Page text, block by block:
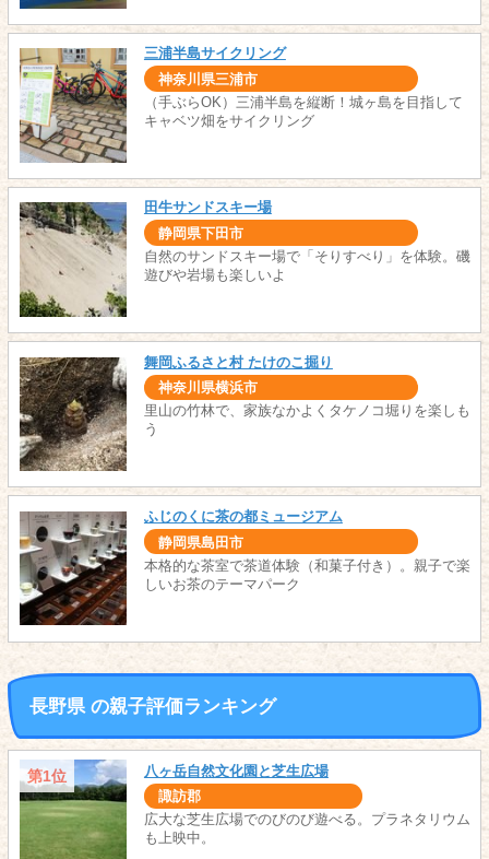
三浦半島サイクリング
神奈川県三浦市
（手ぶらOK）三浦半島を縦断！城ヶ島を目指して
キャベツ畑をサイクリング
田牛サンドスキー場
静岡県下田市
自然のサンドスキー場で「そりすべり」を体験。磯
遊びや岩場も楽しいよ
舞岡ふるさと村 たけのこ掘り
神奈川県横浜市
里山の竹林で、家族なかよくタケノコ堀りを楽しも
う
ふじのくに茶の都ミュージアム
静岡県島田市
本格的な茶室で茶道体験（和菓子付き）。親子で楽
しいお茶のテーマパーク
長野県 の親子評価ランキング
第1位 八ヶ岳自然文化園と芝生広場
諏訪郡
広大な芝生広場でのびのび遊べる。プラネタリウム
も上映中。